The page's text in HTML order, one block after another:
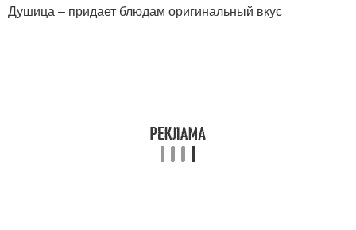
Душица – придает блюдам оригинальный вкус